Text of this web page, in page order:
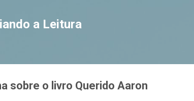
a Leitura
sobre o livro Querido Aaron